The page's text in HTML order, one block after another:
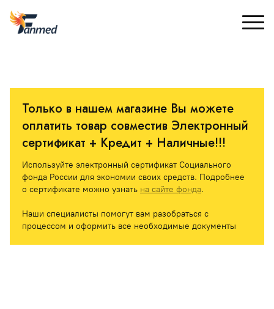
Только в нашем магазине Вы можете
оплатить товар совместив Электронный
сертификат + Кредит + Наличные!!!
Используйте электронный сертификат Социального
фонда России для экономии своих средств. Подробнее
о сертификате можно узнать на сайте фонда.
Наши специалисты помогут вам разобраться с
процессом и оформить все необходимые документы